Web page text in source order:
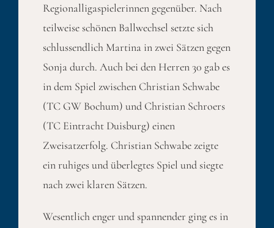
Regionalligaspielerinnen gegenüber. Nach
teilweise schönen Ballwechsel setzte sich
schlussendlich Martina in zwei Sätzen gegen
Sonja durch. Auch bei den Herren 30 gab es
in dem Spiel zwischen Christian Schwabe
(TC GW Bochum) und Christian Schroers
(TC Eintracht Duisburg) einen
Zweisatzerfolg. Christian Schwabe zeigte
ein ruhiges und überlegtes Spiel und siegte
nach zwei klaren Sätzen.
Wesentlich enger und spannender ging es in